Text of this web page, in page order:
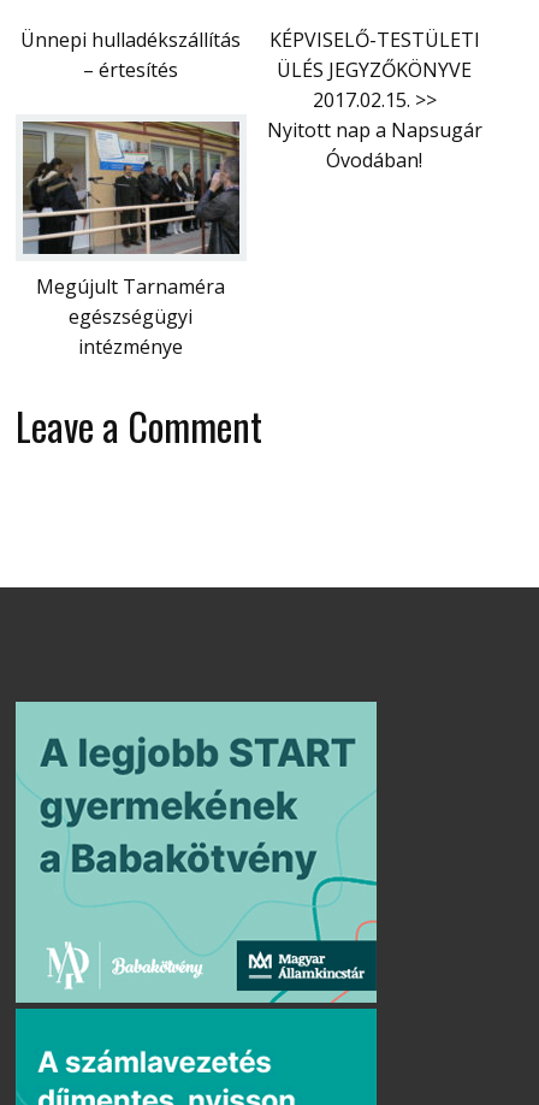
Ünnepi hulladékszállítás
– értesítés
KÉPVISELŐ-TESTÜLETI
ÜLÉS JEGYZŐKÖNYVE
2017.02.15. >>
Megújult Tarnaméra
egészségügyi
intézménye
Nyitott nap a Napsugár
Óvodában!
Leave a Comment